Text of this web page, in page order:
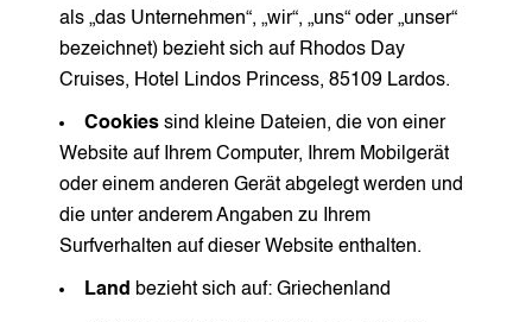
als „das Unternehmen“, „wir“, „uns“ oder „unser“
bezeichnet) bezieht sich auf Rhodos Day
Cruises, Hotel Lindos Princess, 85109 Lardos.
Cookies sind kleine Dateien, die von einer
Website auf Ihrem Computer, Ihrem Mobilgerät
oder einem anderen Gerät abgelegt werden und
die unter anderem Angaben zu Ihrem
Surfverhalten auf dieser Website enthalten.
Land bezieht sich auf: Griechenland